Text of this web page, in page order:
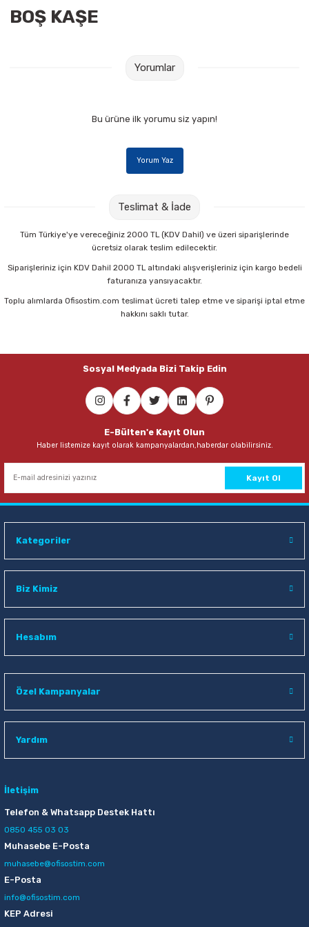
Zımba Telleri
Daksiller
Kaşe Gereçleri
Yapıştırıcılar
Ebru Boyaları
Guaj Boyaları
Kuru Boyalar
Mum Boyalar
Parmak Boyaları
Yağlı Boyalar
BOŞ KAŞE
Yorumlar
Bu ürüne ilk yorumu siz yapın!
Yorum Yaz
Teslimat & İade
Tüm Türkiye'ye vereceğiniz 2000 TL (KDV Dahil) ve üzeri siparişlerinde
ücretsiz olarak teslim edilecektir.
Siparişleriniz için KDV Dahil 2000 TL altındaki alışverişleriniz için kargo bedeli
faturanıza yansıyacaktır.
Toplu alımlarda Ofisostim.com teslimat ücreti talep etme ve siparişi iptal etme
hakkını saklı tutar.
Sosyal Medyada Bizi Takip Edin
E-Bülten'e Kayıt Olun
Haber listemize kayıt olarak kampanyalardan,haberdar olabilirsiniz.
Kayıt Ol
Kategoriler
Biz Kimiz
Hesabım
Özel Kampanyalar
Yardım
İletişim
Telefon & Whatsapp Destek Hattı
0850 455 03 03
Muhasebe E-Posta
muhasebe@ofisostim.com
E-Posta
info@ofisostim.com
KEP Adresi